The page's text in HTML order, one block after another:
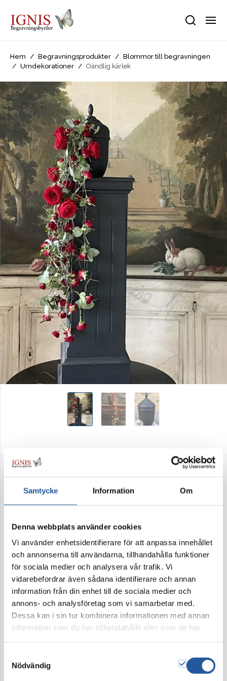
Samtycke Information Om
Denna webbplats använder cookies
Vi använder enhetsidentifierare för att anpassa innehållet
och annonserna till användarna, tillhandahålla funktioner
för sociala medier och analysera vår trafik. Vi
vidarebefordrar även sådana identifierare och annan
information från din enhet till de sociala medier och
annons- och analysföretag som vi samarbetar med.
Dessa kan i sin tur kombinera informationen med annan
information som du har tillhandahållit eller som de har
Nödvändig
Hem / Begravningsprodukter /
Blommor till begravningen
/
Urndekorationer / Oändlig kärlek
Oändlig kärlek
Artikelnr: 223
Oändlig kärlek – symboliserar på ett vackert
sätt evig kärlek.
I kollektionen Oändlig kärlek finns urndekoration
och dekoration. Blommor ur samma kollektion
ger ceremonin en samstämmig och harmonisk
känsla.
Black velvet. Den är handmålad av oss på IGNIS